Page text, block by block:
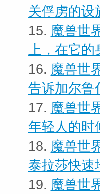
关俘虏的设
15. 魔兽世
上，在它的
16. 魔兽世
告诉加尔鲁
17. 魔兽世
年轻人的时
18. 魔兽世
泰拉莎快速
19. 魔兽世